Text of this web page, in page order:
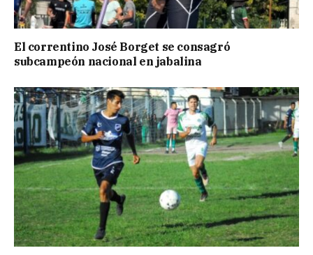
El correntino José Borget se consagró
subcampeón nacional en jabalina